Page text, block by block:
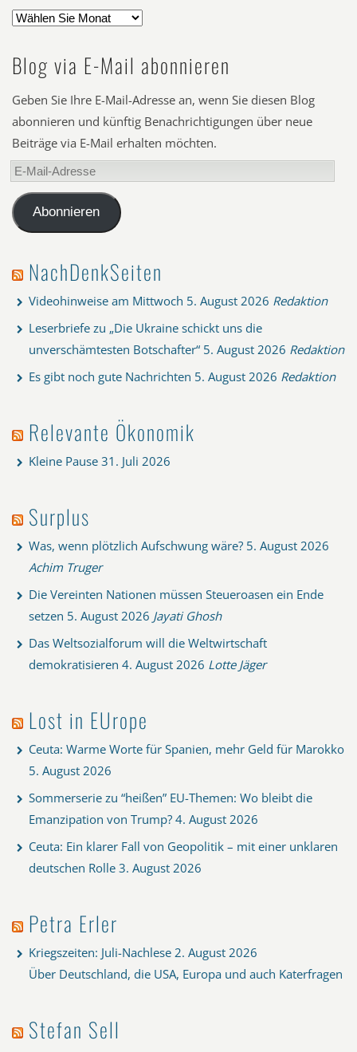
Blog via E-Mail abonnieren
Geben Sie Ihre E-Mail-Adresse an, wenn Sie diesen Blog
abonnieren und künftig Benachrichtigungen über neue
Beiträge via E-Mail erhalten möchten.
E-
Mail-
AdresseAbonnieren
NachDenkSeiten
Videohinweise am Mittwoch 5. August 2026 Redaktion
Leserbriefe zu „Die Ukraine schickt uns die
unverschämtesten Botschafter“ 5. August 2026 Redaktion
Es gibt noch gute Nachrichten 5. August 2026 Redaktion
Relevante Ökonomik
Kleine Pause 31. Juli 2026
Surplus
Was, wenn plötzlich Aufschwung wäre? 5. August 2026
Achim Truger
Die Vereinten Nationen müssen Steueroasen ein Ende
setzen 5. August 2026 Jayati Ghosh
Das Weltsozialforum will die Weltwirtschaft
demokratisieren 4. August 2026 Lotte Jäger
Lost in EUrope
Ceuta: Warme Worte für Spanien, mehr Geld für Marokko
5. August 2026
Sommerserie zu “heißen” EU-Themen: Wo bleibt die
Emanzipation von Trump? 4. August 2026
Ceuta: Ein klarer Fall von Geopolitik – mit einer unklaren
deutschen Rolle 3. August 2026
Petra Erler
Kriegszeiten: Juli-Nachlese 2. August 2026
Über Deutschland, die USA, Europa und auch Katerfragen
Stefan Sell